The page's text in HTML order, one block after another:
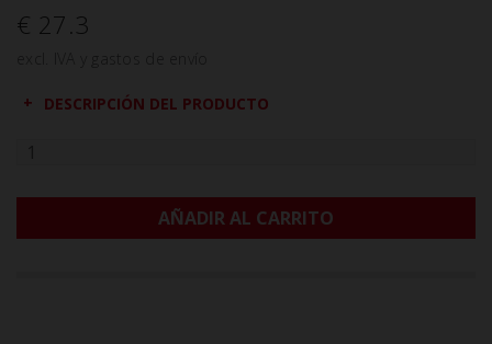
€ 27.3
DESCRIPCIÓN DEL PRODUCTO
AÑADIR AL CARRITO